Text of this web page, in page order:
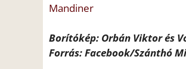
Mandiner
Borítókép: Orbán Viktor és
Forrás: Facebook/Szánthó